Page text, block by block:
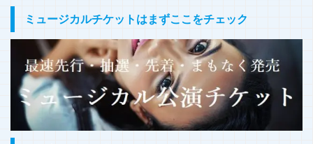
ミュージカルチケットはまずここをチェック